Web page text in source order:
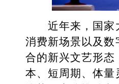
近年来，国家大
消费新场景以及
合的新兴文艺形
本、短周期、体